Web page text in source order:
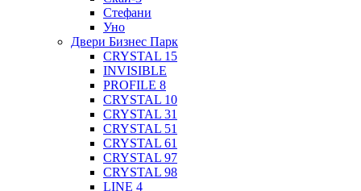
Стефани
Уно
Двери Бизнес Парк
CRYSTAL 15
INVISIBLE
PROFILE 8
CRYSTAL 10
CRYSTAL 31
CRYSTAL 51
CRYSTAL 61
CRYSTAL 97
CRYSTAL 98
LINE 4